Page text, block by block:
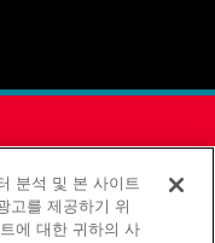
분석 및 본 사이트
고를 제공하기 위
에 대한 귀하의 사